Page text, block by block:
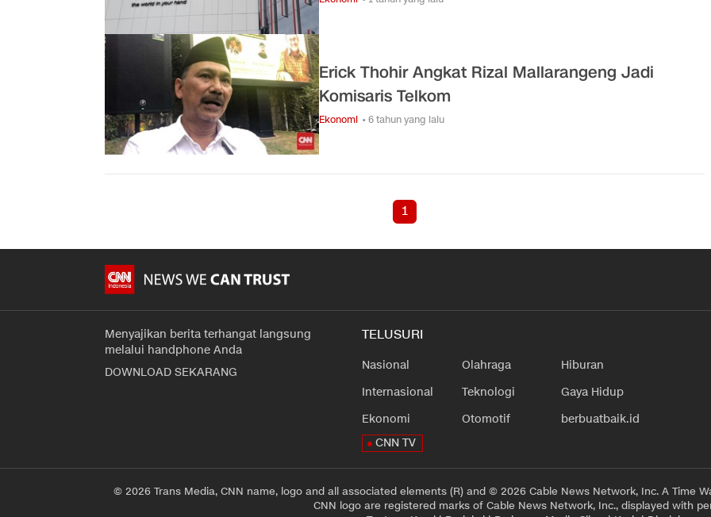
Erick Thohir Angkat Rizal Mallarangeng Jadi
Komisaris Telkom
Ekonomi • 6 tahun yang lalu
1
Menyajikan berita terhangat langsung
melalui handphone Anda
DOWNLOAD SEKARANG
TELUSURI
Nasional
Internasional
Ekonomi
Olahraga
Teknologi
Otomotif
Hiburan
Gaya Hidup
berbuatbaik.id
CNN TV
© 2026 Trans Media, CNN name, logo and all associated elements (R) and © 2026 Cable News Network, Inc. A Time
CNN logo are registered marks of Cable News Network, Inc., displayed with